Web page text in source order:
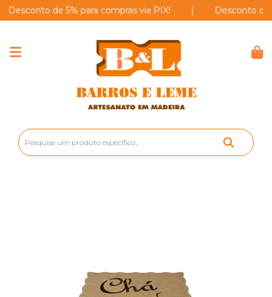
de 5% para compras via PIX! Desconto de 5%